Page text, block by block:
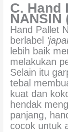
C. Hand
Hand Pallet
berlabel
lebih baik
melakukan
Selain itu
tebal
kuat dan
hendak
panjang,
cocok untuk